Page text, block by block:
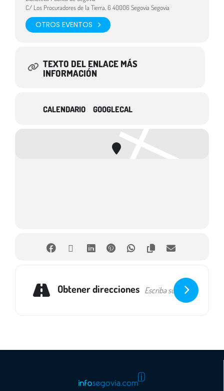
C/ Los Procuradores de la Tierra, 6 40006 Segovia Segovia
OTROS EVENTOS
TEXTO DEL ENLACE MÁS
INFORMACIÓN
CALENDARIO GOOGLECAL
Obtener direcciones